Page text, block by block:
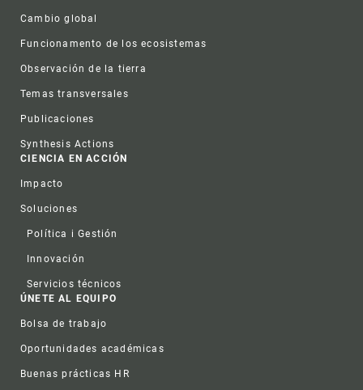
Cambio global
Funcionamento de los ecosistemas
Observación de la tierra
Temas transversales
Publicaciones
Synthesis Actions
CIENCIA EN ACCIÓN
Impacto
Soluciones
Política i Gestión
Innovación
Servicios técnicos
ÚNETE AL EQUIPO
Bolsa de trabajo
Oportunidades académicas
Buenas prácticas HR